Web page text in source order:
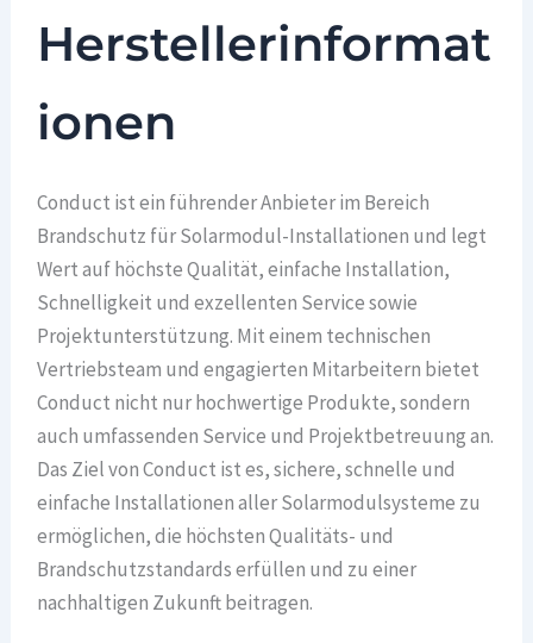
Herstellerinformat
ionen
Conduct ist ein führender Anbieter im Bereich
Brandschutz für Solarmodul-Installationen und legt
Wert auf höchste Qualität, einfache Installation,
Schnelligkeit und exzellenten Service sowie
Projektunterstützung. Mit einem technischen
Vertriebsteam und engagierten Mitarbeitern bietet
Conduct nicht nur hochwertige Produkte, sondern
auch umfassenden Service und Projektbetreuung an.
Das Ziel von Conduct ist es, sichere, schnelle und
einfache Installationen aller Solarmodulsysteme zu
ermöglichen, die höchsten Qualitäts- und
Brandschutzstandards erfüllen und zu einer
nachhaltigen Zukunft beitragen.